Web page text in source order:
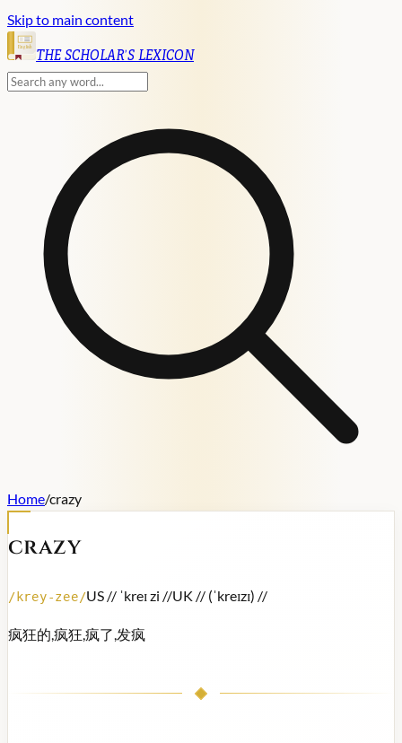
Skip to main content
English
THE SCHOLAR'S LEXICON
Home/crazy
crazy
/ krey-zee/US // ˈkreɪ zi //UK // (ˈkreɪzɪ) //
疯狂的,疯狂,疯了,发疯